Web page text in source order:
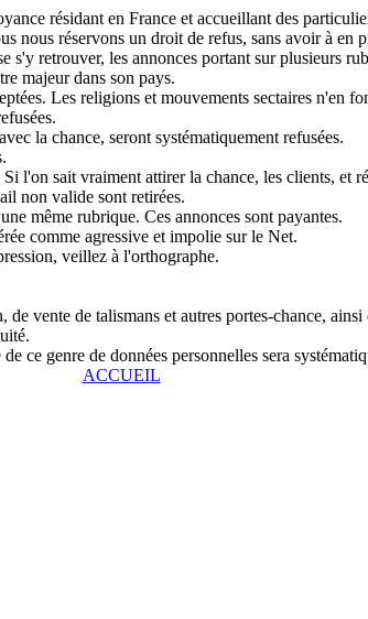
résidant en France et accueillant des
nous réservons un droit de refus, sans avoir à en
retrouver, les annonces portant sur plusieurs
majeur dans son pays.
Les religions et mouvements sectaires n'en
la chance, seront systématiquement refusées.
l'on sait vraiment attirer la chance, les clients, et
non valide sont retirées.
même rubrique. Ces annonces sont payantes.
comme agressive et impolie sur le Net.
veillez à l'orthographe.
vente de talismans et autres portes-chance,
ce genre de données personnelles sera
ACCUEIL